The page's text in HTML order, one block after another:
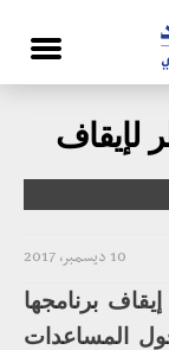
لإيقاف
10 ديسمبر، 2017
برنامجها
المساعدات